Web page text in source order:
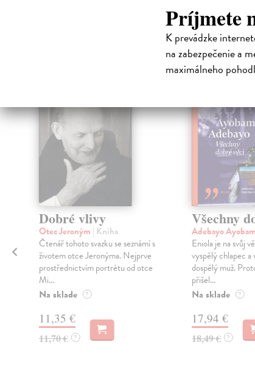
Príjmete
K prevádzke
na zabezpečenie a
maximálneho
Dobré vlivy
Otec Jeroným | Kniha
Čtenář tohoto svazku se seznámí s
životem otce Jeronýma. Nejprve
prostřednictvím portrétu od otce
Mi...
Na sklade ?
11,35 €
11,70 € ?
Všechny
Adebayo
Eniola je na svůj
vyspělý chlapec a
dospělý muž.
přišel...
Na sklade ?
17,94 €
18,49 € ?